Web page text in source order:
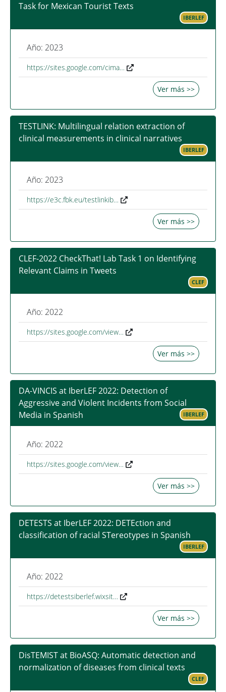
Task for Mexican Tourist Texts
IBERLEF
Año: 2023
https://sites.google.com/cima…
Ver más >>
TESTLINK: Multilingual relation extraction of
clinical measurements in clinical narratives
IBERLEF
Año: 2023
https://e3c.fbk.eu/testlinkib…
Ver más >>
CLEF-2022 CheckThat! Lab Task 1 on Identifying
Relevant Claims in Tweets
CLEF
Año: 2022
https://sites.google.com/view…
Ver más >>
DA-VINCIS at IberLEF 2022: Detection of
Aggressive and Violent Incidents from Social
Media in Spanish
IBERLEF
Año: 2022
https://sites.google.com/view…
Ver más >>
DETESTS at IberLEF 2022: DETEction and
classification of racial STereotypes in Spanish
IBERLEF
Año: 2022
https://detestsiberlef.wixsit…
Ver más >>
DisTEMIST at BioASQ: Automatic detection and
normalization of diseases from clinical texts
CLEF